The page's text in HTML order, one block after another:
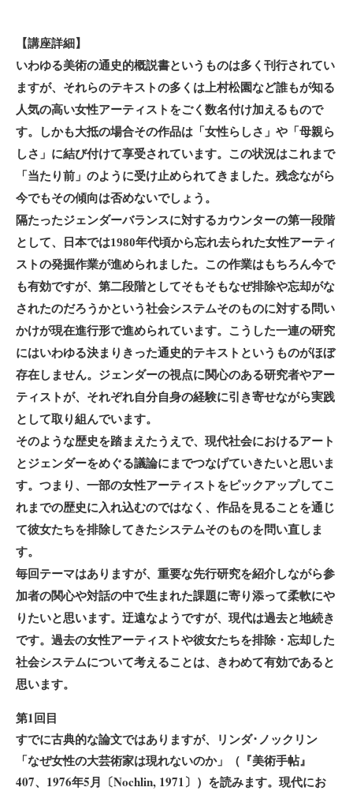
【講座詳細】
いわゆる美術の通史的概説書というものは多く刊行されてい
ますが、それらのテキストの多くは上村松園など誰もが知る
人気の高い女性アーティストをごく数名付け加えるもので
す。しかも大抵の場合その作品は「女性らしさ」や「母親ら
しさ」に結び付けて享受されています。この状況はこれまで
「当たり前」のように受け止められてきました。残念ながら
今でもその傾向は否めないでしょう。
隔たったジェンダーバランスに対するカウンターの第一段階
として、日本では1980年代頃から忘れ去られた女性アーティ
ストの発掘作業が進められました。この作業はもちろん今で
も有効ですが、第二段階としてそもそもなぜ排除や忘却がな
されたのだろうかという社会システムそのものに対する問い
かけが現在進行形で進められています。こうした一連の研究
にはいわゆる決まりきった通史的テキストというものがほぼ
存在しません。ジェンダーの視点に関心のある研究者やアー
ティストが、それぞれ自分自身の経験に引き寄せながら実践
として取り組んでいます。
そのような歴史を踏まえたうえで、現代社会におけるアート
とジェンダーをめぐる議論にまでつなげていきたいと思いま
す。つまり、一部の女性アーティストをピックアップしてこ
れまでの歴史に入れ込むのではなく、作品を見ることを通じ
て彼女たちを排除してきたシステムそのものを問い直しま
す。
毎回テーマはありますが、重要な先行研究を紹介しながら参
加者の関心や対話の中で生まれた課題に寄り添って柔軟にや
りたいと思います。迂遠なようですが、現代は過去と地続き
です。過去の女性アーティストや彼女たちを排除・忘却した
社会システムについて考えることは、きわめて有効であると
思います。
第1回目
すでに古典的な論文ではありますが、リンダ･ノックリン
「なぜ女性の大芸術家は現れないのか」（『美術手帖』
407、1976年5月〔Nochlin, 1971〕）を読みます。現代にお